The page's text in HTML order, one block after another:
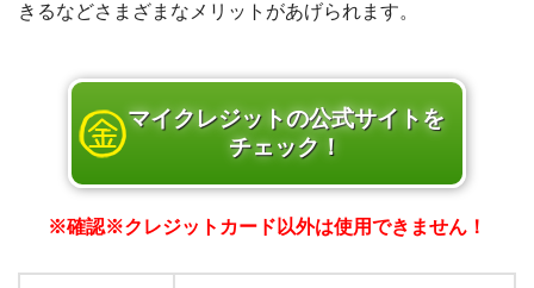
きるなどさまざまなメリットがあげられます。
マイクレジットの公式サイトを
チェック！
※確認※クレジットカード以外は使用できません！